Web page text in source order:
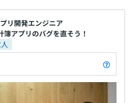
リ開発エンジニア
アプリのバグを直そう！